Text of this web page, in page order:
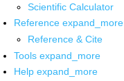
Scientific Calculator
Reference expand_more
Reference & Cite
Tools expand_more
Help expand_more